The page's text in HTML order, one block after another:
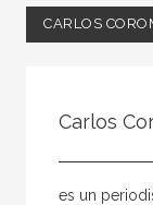
CARLOS
Carlos
es un